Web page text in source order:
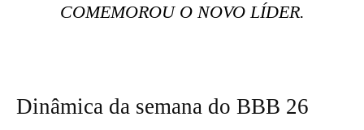
COMEMOROU O NOVO LÍDER.
Dinâmica da semana do BBB 26